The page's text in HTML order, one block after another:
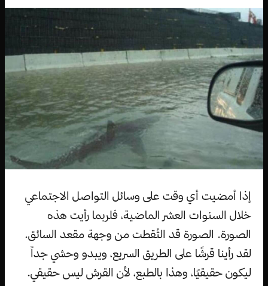
إذا أمضيت أي وقت على وسائل التواصل الاجتماعي
خلال السنوات العشر الماضية، فلربما رأيت هذه
الصورة. الصورة قد التُقطت من وجهة مقعد السائق.
لقد رأينا قرشًا على الطريق السريع، ويبدو وحشي جداً
ليكون حقيقيًا، وهذا بالطبع، لأن القرش ليس حقيقي.